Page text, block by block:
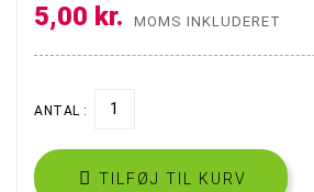
5,00 kr. MOMS INKLUDERET
ANTAL :
 TILFØJ TIL KURV